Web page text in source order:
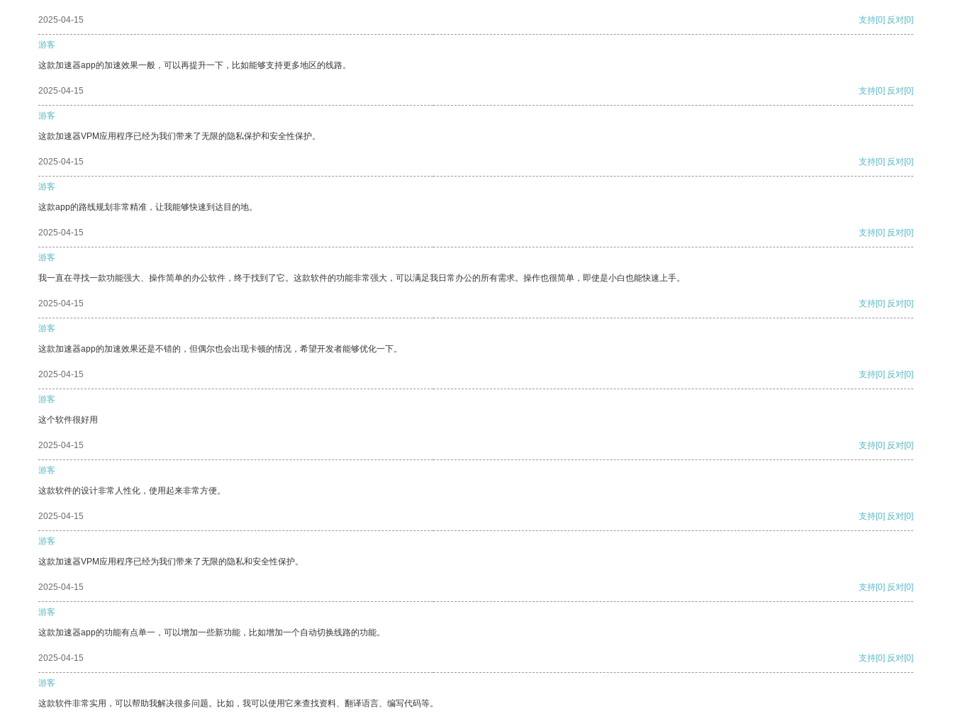
2025-04-15 支持[0] 反对[0]
游客
这款加速器app的加速效果一般，可以再提升一下，比如能够支持更多地区的线路。
2025-04-15 支持[0] 反对[0]
游客
这款加速器VPM应用程序已经为我们带来了无限的隐私保护和安全性保护。
2025-04-15 支持[0] 反对[0]
游客
这款app的路线规划非常精准，让我能够快速到达目的地。
2025-04-15 支持[0] 反对[0]
游客
我一直在寻找一款功能强大、操作简单的办公软件，终于找到了它。这款软件的功能非常强大，可以满足我日常办公的所有需求。操作也很简单，即使是小白也能快速上手。
2025-04-15 支持[0] 反对[0]
游客
这款加速器app的加速效果还是不错的，但偶尔也会出现卡顿的情况，希望开发者能够优化一下。
2025-04-15 支持[0] 反对[0]
游客
这个软件很好用
2025-04-15 支持[0] 反对[0]
游客
这款软件的设计非常人性化，使用起来非常方便。
2025-04-15 支持[0] 反对[0]
游客
这款加速器VPM应用程序已经为我们带来了无限的隐私和安全性保护。
2025-04-15 支持[0] 反对[0]
游客
这款加速器app的功能有点单一，可以增加一些新功能，比如增加一个自动切换线路的功能。
2025-04-15 支持[0] 反对[0]
游客
这款软件非常实用，可以帮助我解决很多问题。比如，我可以使用它来查找资料、翻译语言、编写代码等。